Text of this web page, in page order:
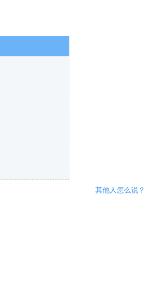
其他人怎么说？